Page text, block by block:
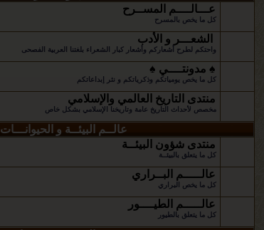
عـــالــــم المســرح
كل ما يخص بالمسرح
الشعـــر و الأدب
واحتكم لطرح أشعاركم وأشعار كبار الشعراء بلغتنا العربية الفصحى
♠ مدونتــــي ♠
كل ما يخص يومياتكم وذكرياتكم و نثر إبداعاتكم
منتدى التاريخ العالمي والإسلامي
مخصص لأحداث التاريخ عامة وتاريخنا الإسلامي بشكل خاص
عالــم البيئــة و الحيوانـــات
منتدى شؤون البيئــة
كل ما يتعلق بالبيئــة
عالـــــم البــراري
كل ما يخص البراري
عالـــــم الطيــــور
كل ما يتعلق بالطيور